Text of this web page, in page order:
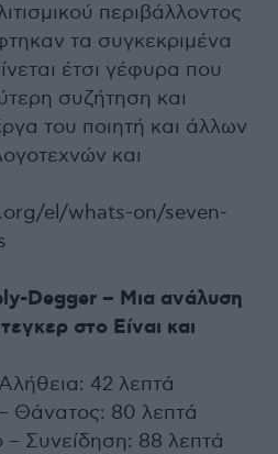
περιβάλλοντος
τα συγκεκριμένα
έτσι γέφυρα που
συζήτηση και
του ποιητή και άλλων
και
el/whats-on/seven-
Degger – Μια ανάλυση
στο Είναι και
42 λεπτά
Θάνατος: 80 λεπτά
Συνείδηση: 88 λεπτά